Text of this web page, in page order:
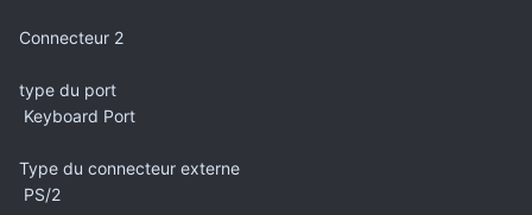
Connecteur 2
type du port
Keyboard Port
Type du connecteur externe
PS/2